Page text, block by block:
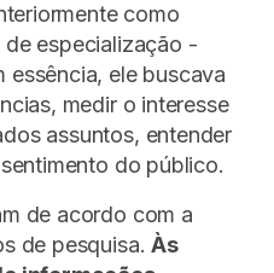
como
de especialização -
essência, ele buscava
medir o interesse
assuntos, entender
do público.
de acordo com a
de pesquisa.Às